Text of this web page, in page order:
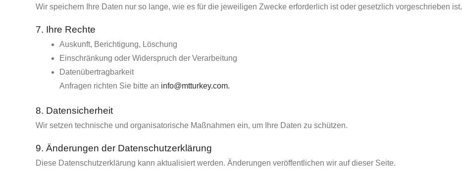
Wir speichern Ihre Daten nur so lange, wie es für die jeweiligen Zwecke erforderlich ist oder gesetzlich vorgeschrieben ist.
7. Ihre Rechte
Auskunft, Berichtigung, Löschung
Einschränkung oder Widerspruch der Verarbeitung
Datenübertragbarkeit
Anfragen richten Sie bitte an info@mtturkey.com.
8. Datensicherheit
Wir setzen technische und organisatorische Maßnahmen ein, um Ihre Daten zu schützen.
9. Änderungen der Datenschutzerklärung
Diese Datenschutzerklärung kann aktualisiert werden. Änderungen veröffentlichen wir auf dieser Seite.